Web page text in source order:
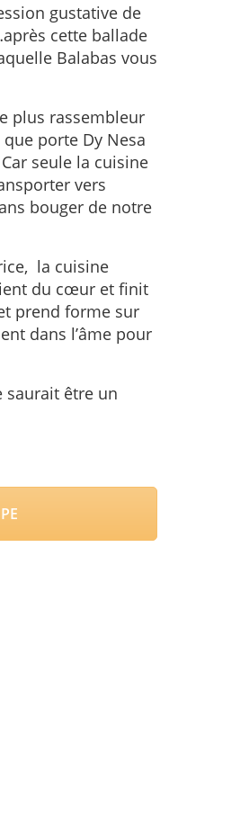
gustative de
cette ballade
Balabas vous
plus rassembleur
porte Dy Nesa
seule la cuisine
vers
bouger de notre
la cuisine
du cœur et finit
prend forme sur
dans l’âme pour
saurait être un